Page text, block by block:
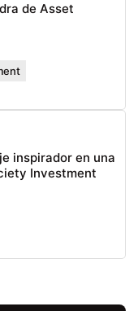
de Asset
inspirador en una
Investment